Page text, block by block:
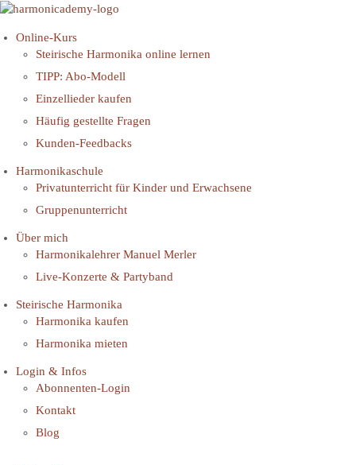
Online-Kurs
Steirische Harmonika online lernen
TIPP: Abo-Modell
Einzellieder kaufen
Häufig gestellte Fragen
Kunden-Feedbacks
Harmonikaschule
Privatunterricht für Kinder und Erwachsene
Gruppenunterricht
Über mich
Harmonikalehrer Manuel Merler
Live-Konzerte & Partyband
Steirische Harmonika
Harmonika kaufen
Harmonika mieten
Login & Infos
Abonnenten-Login
Kontakt
Blog